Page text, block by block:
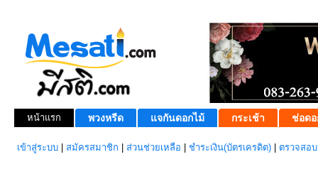
หน้าแรก พวงหรีด แจกันดอกไม้ กระเช้า ช่อดอ
เข้าสู่ระบบ สมัครสมาชิก ส่วนช่วยเหลือ ชำระเงิน(บัตรเครดิต) ตรวจสอ